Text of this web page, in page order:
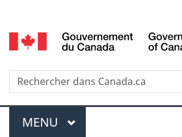
au
contenu
propos
de
la
HTML
simplifiée
selection
Recherche
Menu
MENU PRINCIPAL